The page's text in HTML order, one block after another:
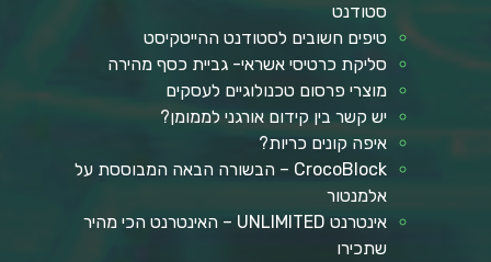
סטודנט
טיפים חשובים לסטודנט ההייטקיסט
סליקת כרטיסי אשראי- גביית כסף מהירה
מוצרי פרסום טכנולוגיים לעסקים
יש קשר בין קידום אורגני לממומן?
איפה קונים כריות?
CrocoBlock – הבשורה הבאה המבוססת על
אלמנטור
אינטרנט UNLIMITED – האינטרנט הכי מהיר
שתכירו